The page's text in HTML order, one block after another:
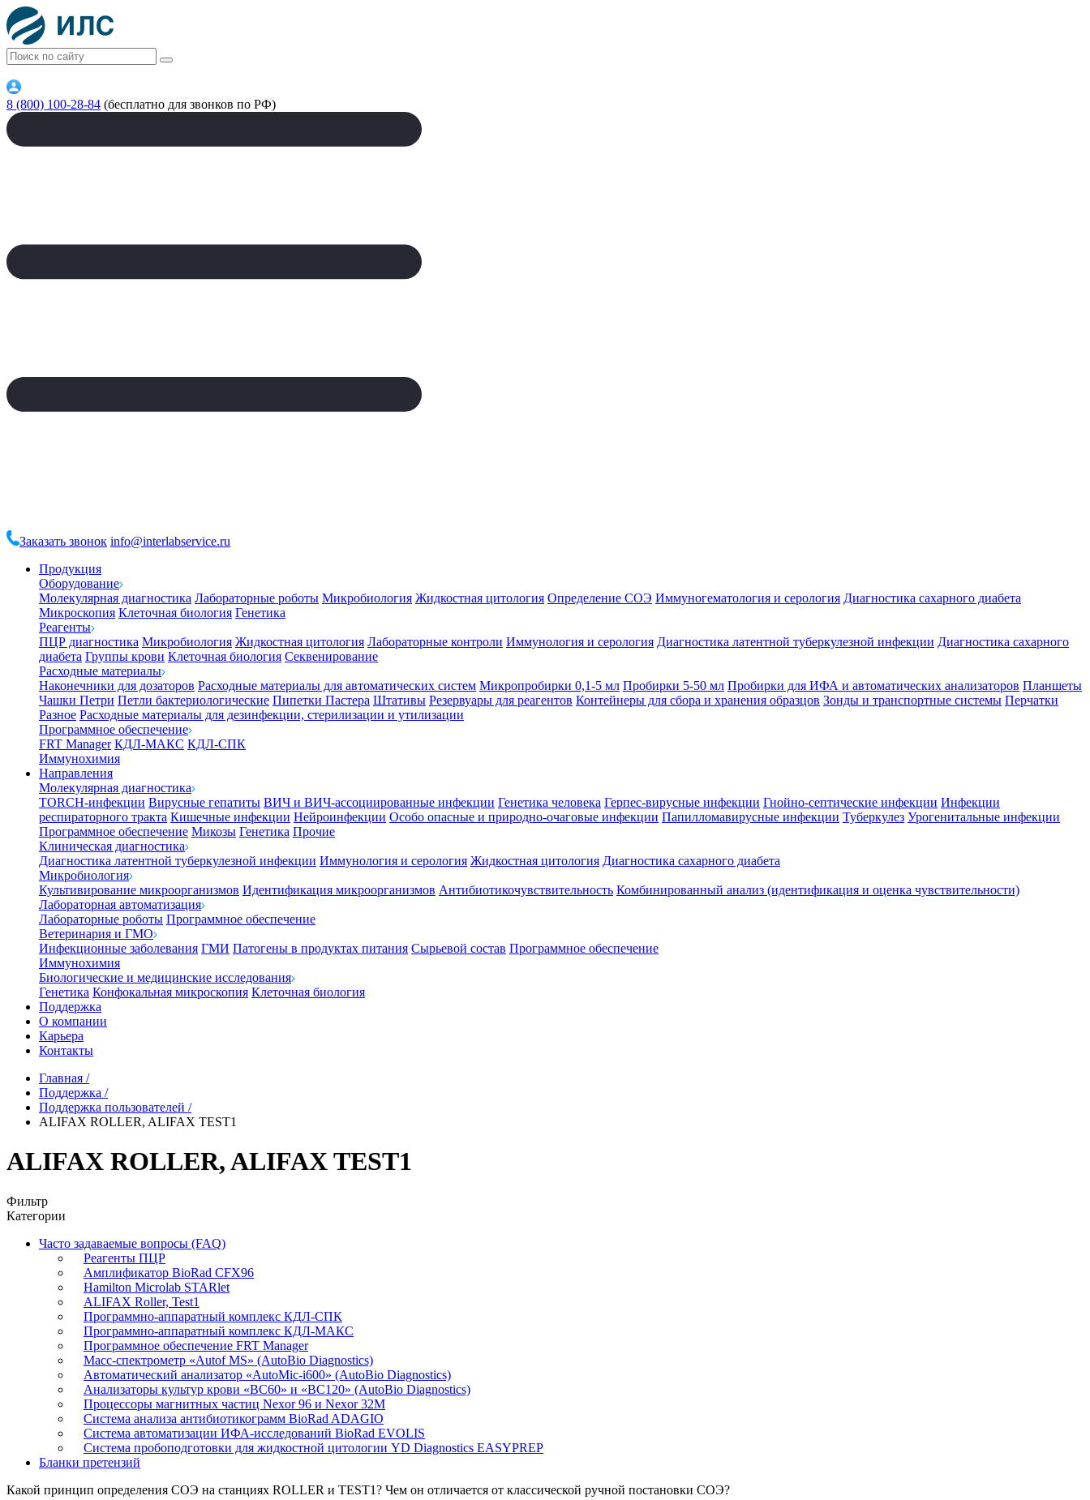
8 (800) 100-28-84 (бесплатно для звонков по РФ)
Заказать звонок info@interlabservice.ru
Продукция
Оборудование
Молекулярная диагностика Лабораторные роботы Микробиология Жидкостная цитология Определение СОЭ Иммуногематология и серология Диагностика сахарного диабета
Микроскопия Клеточная биология Генетика
Реагенты
ПЦР диагностика Микробиология Жидкостная цитология Лабораторные контроли Иммунология и серология Диагностика латентной туберкулезной инфекции Диагностика сахарного
диабета Группы крови Клеточная биология Секвенирование
Расходные материалы
Наконечники для дозаторов Расходные материалы для автоматических систем Микропробирки 0,1-5 мл Пробирки 5-50 мл Пробирки для ИФА и автоматических анализаторов Планшеты
Чашки Петри Петли бактериологические Пипетки Пастера Штативы Резервуары для реагентов Контейнеры для сбора и хранения образцов Зонды и транспортные системы Перчатки
Разное Расходные материалы для дезинфекции, стерилизации и утилизации
Программное обеспечение
FRT Manager КДЛ-МАКС КДЛ-СПК
Иммунохимия
Направления
Молекулярная диагностика
TORCH-инфекции Вирусные гепатиты ВИЧ и ВИЧ-ассоциированные инфекции Генетика человека Герпес-вирусные инфекции Гнойно-септические инфекции Инфекции
респираторного тракта Кишечные инфекции Нейроинфекции Особо опасные и природно-очаговые инфекции Папилломавирусные инфекции Туберкулез Урогенитальные инфекции
Программное обеспечение Микозы Генетика Прочие
Клиническая диагностика
Диагностика латентной туберкулезной инфекции Иммунология и серология Жидкостная цитология Диагностика сахарного диабета
Микробиология
Культивирование микроорганизмов Идентификация микроорганизмов Антибиотикочувствительность Комбинированный анализ (идентификация и оценка чувствительности)
Лабораторная автоматизация
Лабораторные роботы Программное обеспечение
Ветеринария и ГМО
Инфекционные заболевания ГМИ Патогены в продуктах питания Сырьевой состав Программное обеспечение
Иммунохимия
Биологические и медицинские исследования
Генетика Конфокальная микроскопия Клеточная биология
Поддержка
О компании
Карьера
Контакты
Главная /
Поддержка /
Поддержка пользователей /
ALIFAX ROLLER, ALIFAX TEST1
ALIFAX ROLLER, ALIFAX TEST1
Фильтр
Категории
Часто задаваемые вопросы (FAQ)
Реагенты ПЦР
Амплификатор BioRad CFX96
Hamilton Microlab STARlet
ALIFAX Roller, Test1
Программно-аппаратный комплекс КДЛ-СПК
Программно-аппаратный комплекс КДЛ-МАКС
Программное обеспечение FRT Manager
Масс-спектрометр «Autof MS» (AutoBio Diagnostics)
Автоматический анализатор «AutoMic-i600» (AutoBio Diagnostics)
Анализаторы культур крови «BC60» и «BC120» (AutoBio Diagnostics)
Процессоры магнитных частиц Nexor 96 и Nexor 32M
Система анализа антибиотикограмм BioRad ADAGIO
Система автоматизации ИФА-исследований BioRad EVOLIS
Система пробоподготовки для жидкостной цитологии YD Diagnostics EASYPREP
Бланки претензий
Какой принцип определения СОЭ на станциях ROLLER и TEST1? Чем он отличается от классической ручной постановки СОЭ?